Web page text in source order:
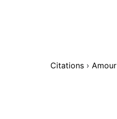
Citations › Amour